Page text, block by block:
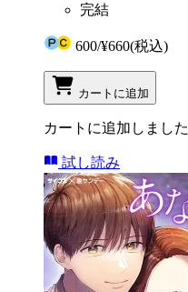
完結
600/¥660(税込)
カートに追加
カートに追加しました
試し読み